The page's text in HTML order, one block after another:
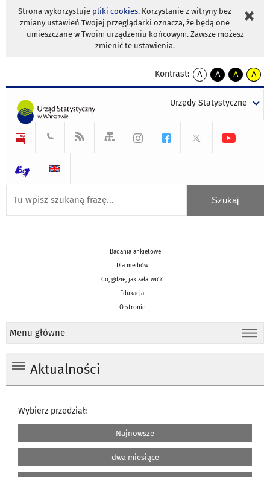
Strona wykorzystuje pliki cookies. Korzystanie z witryny bez
zmiany ustawień Twojej przeglądarki oznacza, że będą one
umieszczane w Twoim urządzeniu końcowym. Zawsze możesz
zmienić te ustawienia.
Kontrast:
A
kontrast
A
kontrast
tekst
czarnym
A
kontrast
tekst
czarnym
A
tekst
żółtym
Urzędy Statystyczne
Badania ankietowe
Dla mediów
Co, gdzie, jak załatwić?
Edukacja
O stronie
Menu główne
Aktualności
Wybierz przedział:
Najnowsze
dwa miesiące